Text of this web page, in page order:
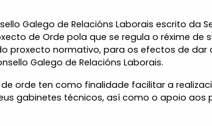
Galego de Relacións Laborais escrito da
de Orde pola que se regula o réxime
proxecto normativo, para os efectos de
Galego de Relacións Laborais.
orde ten como finalidade facilitar a
gabinetes técnicos, así como o apoio aos